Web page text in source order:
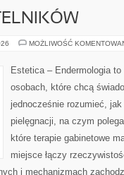
MOŻLIWOŚĆ
Estetica – Endermologia
osobach, które chcą
jednocześnie rozumieć, jak
pielęgnacji, na czym
które terapie gabinetowe
miejsce łączy
i mechanizmach